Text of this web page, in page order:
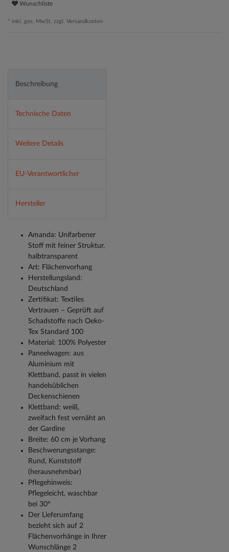
Wunschliste
* inkl. ges. MwSt. zzgl. Versandkosten
Beschreibung
Technische Daten
Weitere Details
EU-Verantwortlicher
Hersteller
Amanda: Unifarbener
Stoff mit feiner Struktur,
halbtransparent
Art: Flächenvorhang
Herstellungsland:
Deutschland
Zertifikat: Textiles
Vertrauen – Geprüft auf
Schadstoffe nach Oeko-
Tex Standard 100
Material: 100% Polyester
Paneelwagen: aus
Aluminium mit
Klettband, passt in vielen
handelsüblichen
Deckenschienen
Klettband: weiß,
zweifach fest vernäht an
der Gardine
Breite: 60 cm je Vorhang
Beschwerungsstange:
Rund, Kunststoff
(herausnehmbar)
Pflegehinweis:
Pflegeleicht, waschbar
bei 30°
Der Lieferumfang
bezieht sich auf 2
Flächenvorhänge in Ihrer
Wunschlänge 2